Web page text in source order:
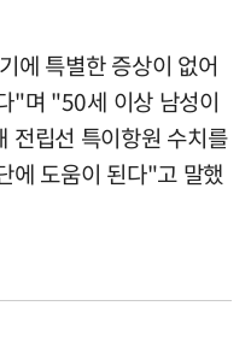
에 특별한 증상이 없어
"며 "50세 이상 남성이
전립선 특이항원 수치를
에 도움이 된다"고 말했